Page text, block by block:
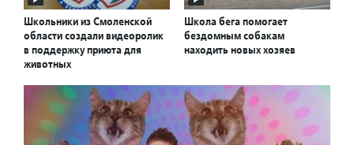
Школьники из Смоленской
области создали видеоролик
в поддержку приюта для
животных
Школа бега помогает
бездомным собакам
находить новых хозяев